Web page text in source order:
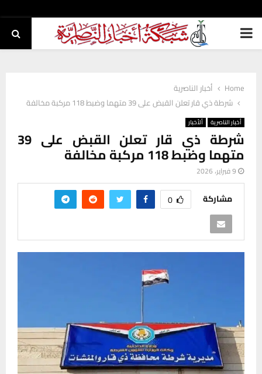
PRIMARY
Home
أخبار الناصرية
شرطة ذي قار تعلن القبض على 39 متهما وضبط 118 مركبة مخالفة
أخبار الناصرية ألأخبار
شرطة ذي قار تعلن القبض على 39
متهما وضبط 118 مركبة مخالفة
9 فبراير، 2026
مشاركة 0